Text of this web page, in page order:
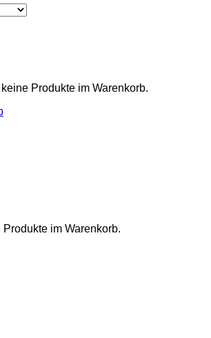
Produkte im Warenkorb.
im Warenkorb.